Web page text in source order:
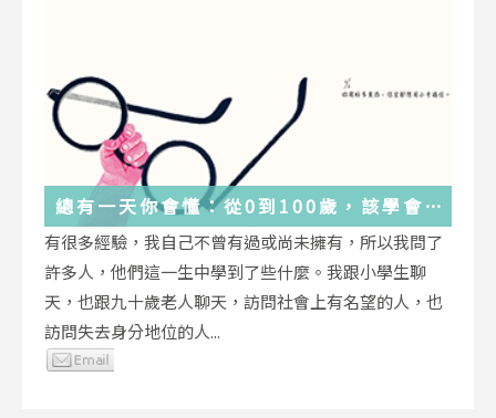
總有一天你會懂：從0到100歲，該學會
的人生大事，都在這些生活的小事裡了
有很多經驗，我自己不曾有過或尚未擁有，所以我問了
許多人，他們這一生中學到了些什麼。我跟小學生聊
天，也跟九十歲老人聊天，訪問社會上有名望的人，也
訪問失去身分地位的人...